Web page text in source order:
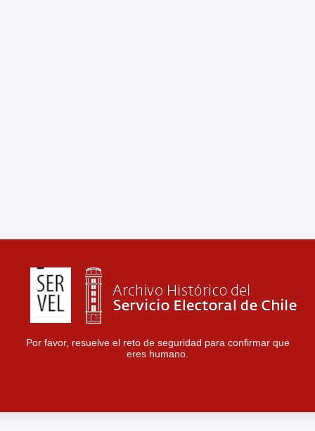
Por favor, resuelve el reto de seguridad para confirmar que
eres humano.